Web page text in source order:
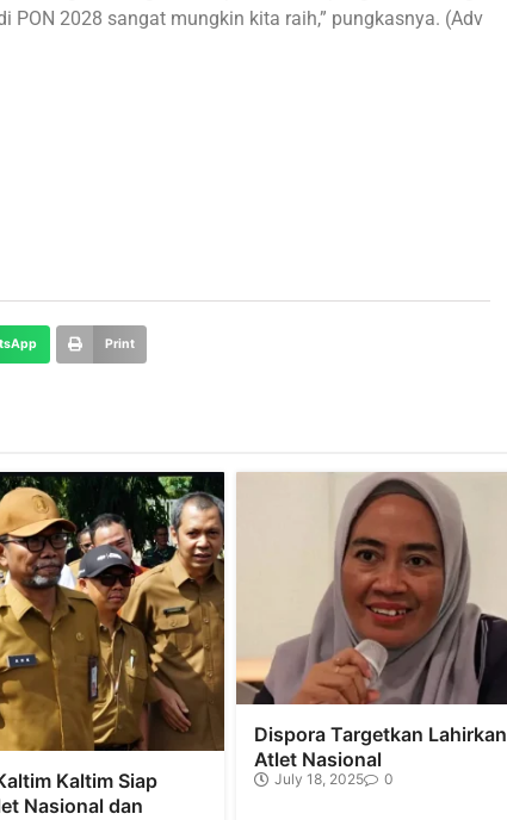
2028 sangat mungkin kita raih,” pungkasnya. (Adv
Print
Kaltim Siap
Nasional dan
Dispora Targetkan Lahirkan
Atlet Nasional
July 18, 2025 0